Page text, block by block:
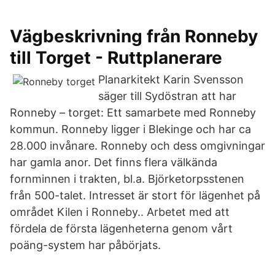
Vägbeskrivning från Ronneby
till Torget - Ruttplanerare
Planarkitekt Karin Svensson
säger till Sydöstran att har
Ronneby – torget: Ett samarbete med Ronneby
kommun. Ronneby ligger i Blekinge och har ca
28.000 invånare. Ronneby och dess omgivningar
har gamla anor. Det finns flera välkända
fornminnen i trakten, bl.a. Björketorpsstenen
från 500-talet. Intresset är stort för lägenhet på
området Kilen i Ronneby.. Arbetet med att
fördela de första lägenheterna genom vårt
poäng-system har påbörjats.